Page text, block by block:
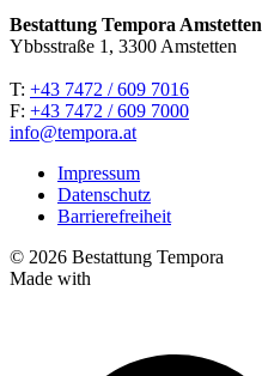
Bestattung Tempora Amstetten
Ybbsstraße 1, 3300 Amstetten
T: +43 7472 / 609 7016
F: +43 7472 / 609 7000
info@tempora.at
Impressum
Datenschutz
Barrierefreiheit
© 2026 Bestattung Tempora
Made with